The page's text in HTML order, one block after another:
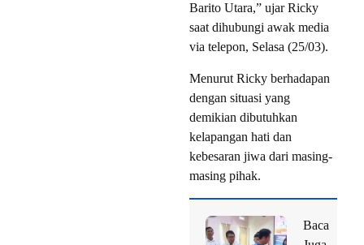
Barito Utara,” ujar Ricky
saat dihubungi awak media
via telepon, Selasa (25/03).
Menurut Ricky berhadapan
dengan situasi yang
demikian dibutuhkan
kelapangan hati dan
kebesaran jiwa dari masing-
masing pihak.
Baca